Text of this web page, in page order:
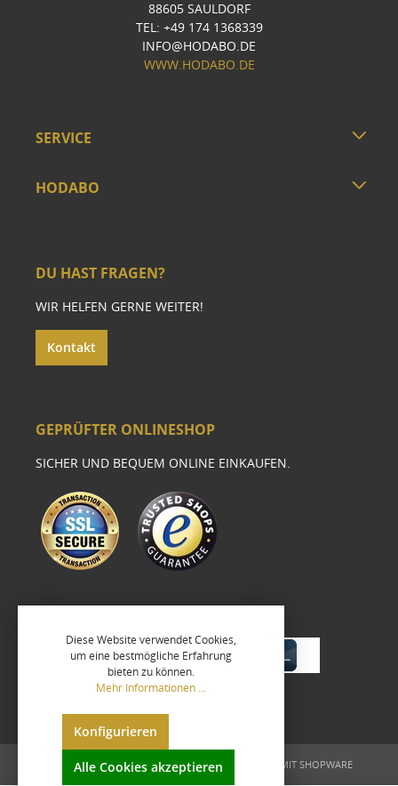
88605 SAULDORF
TEL: +49 174 1368339
INFO@HODABO.DE
WWW.HODABO.DE
SERVICE
HODABO
DU HAST FRAGEN?
WIR HELFEN GERNE WEITER!
Kontakt
GEPRÜFTER ONLINESHOP
SICHER UND BEQUEM ONLINE EINKAUFEN.
UMGESETZT VONXEROGRAFIX GMBH REALISIERT MIT SHOPWARE
Diese Website verwendet Cookies,
um eine bestmögliche Erfahrung
bieten zu können.
Mehr Informationen ...
Konfigurieren
Alle Cookies akzeptieren